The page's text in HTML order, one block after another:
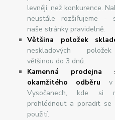
levněji, než konkurence.
neustále rozšiřujeme -
naše stránky pravidelně.
Většina položek
neskladových
většinou do 3 dnů.
Kamenná prodejna
okamžitého odběru v
Vysočanech, kde si
prohlédnout a poradit se
použití.